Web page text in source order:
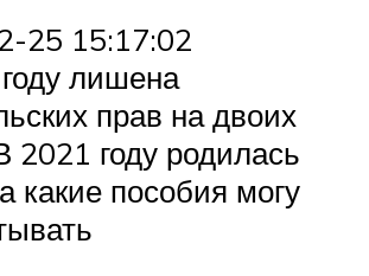
25 15:17:02
лишена
прав на двоих
2021 году родилась
какие пособия могу